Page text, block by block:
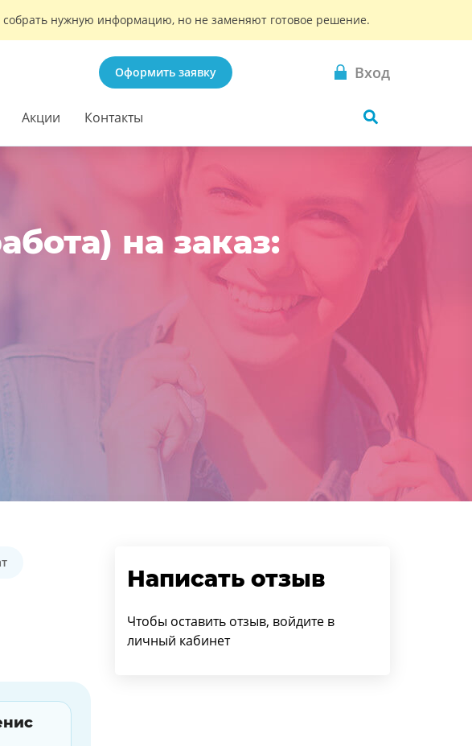
собрать нужную информацию, но не заменяют готовое решение.
Оформить заявку Вход
Акции Контакты
на заказ:
Написать отзыв
Чтобы оставить отзыв, войдите в
личный кабинет